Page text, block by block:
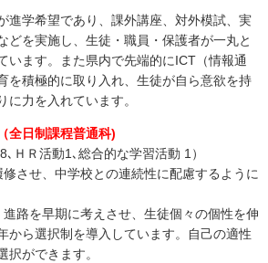
進学希望であり、課外講座、対外模試、実
どを実施し、生徒・職員・保護者が一丸と
います。また県内で先端的にICT（情報通
を積極的に取り入れ、生徒が自ら意欲を持
に力を入れています。
全日制課程普通科)
ＨＲ活動1､総合的な学習活動 1）
させ、中学校との連続性に配慮するように
路を早期に考えさせ、生徒個々の個性を伸
から選択制を導入しています。自己の適性
択ができます。